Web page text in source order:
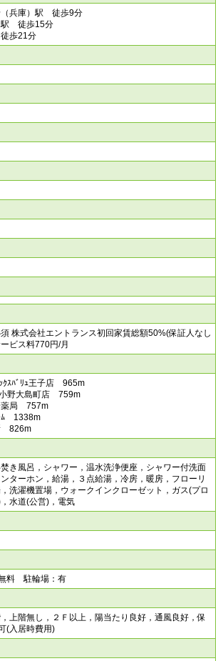
兵庫）駅 徒歩9分
駅 徒歩15分
歩21分
株式会社エントランス初回家賃総額50%(保証人なし
ビス料770円/月
ｸｽﾊﾞﾘｭ王子店 965m
小野大島町店 759m
薬局 757m
ﾑ 1338m
826m
き風呂，シャワー，温水洗浄便座，シャワー付洗面
ターホン，給湯，３点給湯，冷房，暖房，フローリ
洗濯機置場，ウォークインクローゼット，ガス(プロ
水道(公営)，電気
料 駐輪場：有
上階無し，２Ｆ以上，陽当たり良好，通風良好，保
(入居時費用)